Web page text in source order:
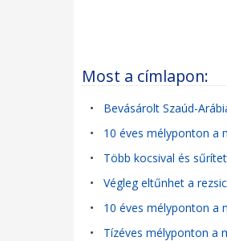
Most a címlapon:
• Bevásárolt Szaúd-
• 10 éves mélyponton a
• Több kocsival és
• Végleg eltűnhet a
• 10 éves mélyponton a
• Tízéves mélyponton a